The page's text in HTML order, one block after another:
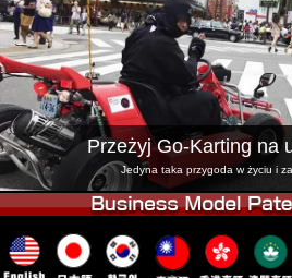
Firma
Zmień
Tokyo Shinagawa
Tokyo Akihabara#2
Tokyo Shibuya Annex
Tokyo Asakusa
Przeżyj Go-Karting na
Jedyna taka przygoda w życiu i